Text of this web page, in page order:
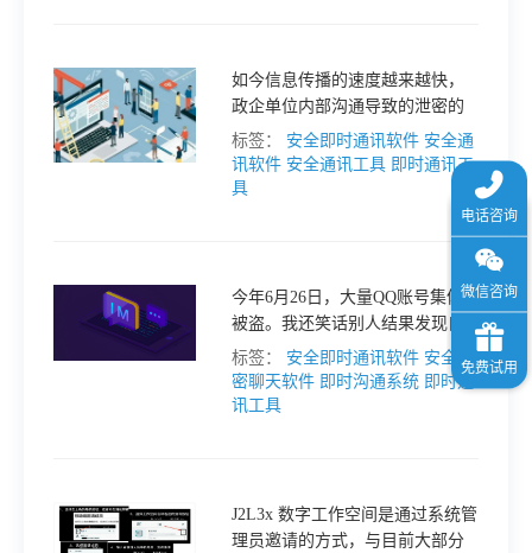
如今信息传播的速度越来越快，
政企单位内部沟通导致的泄密的
事件也是频繁发生。加强保教育
工作，提高单位成员的保密认知
和觉悟是防止泄密事件发生的重
点工作。当然在即时沟通工具方
面，也是需要做好保密、安全的
标签： 安全即时通讯软件 安全通
讯软件 安全通讯工具 即时通讯工
具
今年6月26日，大量QQ账号集体
被盗。我还笑话别人结果发现自
己也被盗了。一晚上各大群黄图
满天飞，真是社死的一天。为何
已经加密做到很好的QQ也逃不过
标签： 安全即时通讯软件 安全加
密聊天软件 即时沟通系统 即时通
讯工具
J2L3x 数字工作空间是通过系统管
理员邀请的方式，与目前大部分